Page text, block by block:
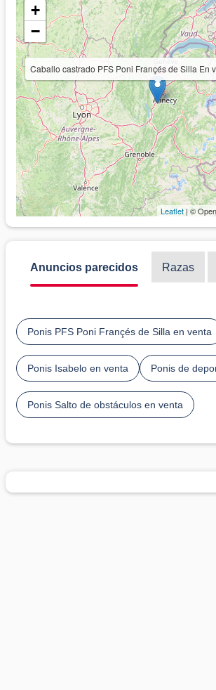
Caballo castrado PFS Poni Françés de Silla En
+
−
Leaflet | ©
Anuncios parecidos Razas
Ponis PFS Poni Françés de Silla en venta
Ponis Isabelo en venta Ponis de
Ponis Salto de obstáculos en venta